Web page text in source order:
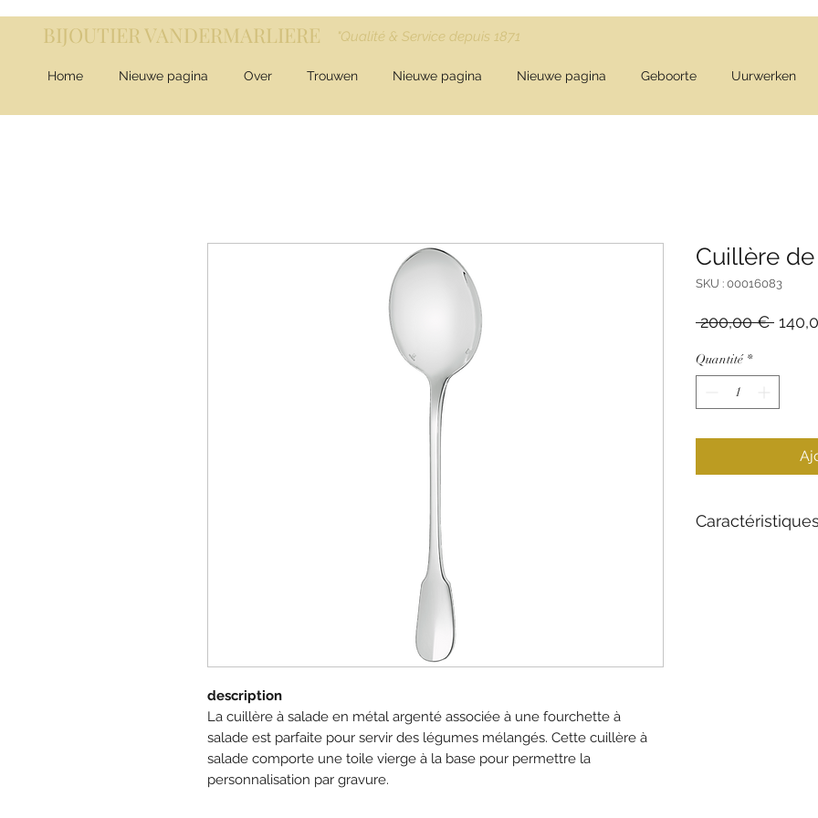
BIJOUTIER VANDERMARLIERE "Qualité & Service depuis 1871
Home Nieuwe pagina Over Trouwen Nieuwe pagina Nieuwe pagina Geboorte Uurwerken
description
La cuillère à salade en métal argenté associée à une fourchette à
salade est parfaite pour servir des légumes mélangés. Cette cuillère à
salade comporte une toile vierge à la base pour permettre la
personnalisation par gravure.
Cuillère
SKU : 00016083
200,00 € Prix
Quantité *
Caractéristiques